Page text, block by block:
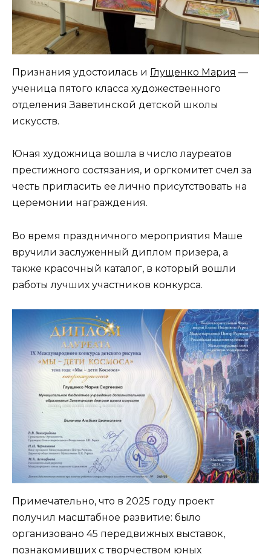
Признания удостоилась и Глущенко Мария —
ученица пятого класса художественного
отделения Заветинской детской школы
искусств.
Юная художница вошла в число лауреатов
престижного состязания, и оргкомитет счел за
честь пригласить ее лично присутствовать на
церемонии награждения.
Во время праздничного мероприятия Маше
вручили заслуженный диплом призера, а
также красочный каталог, в который вошли
работы лучших участников конкурса.
Примечательно, что в 2025 году проект
получил масштабное развитие: было
организовано 45 передвижных выставок,
познакомивших с творчеством юных